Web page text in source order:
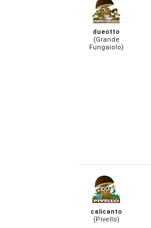
dueotto
(Grande
Fungaiolo)
calicanto
(Pivello)